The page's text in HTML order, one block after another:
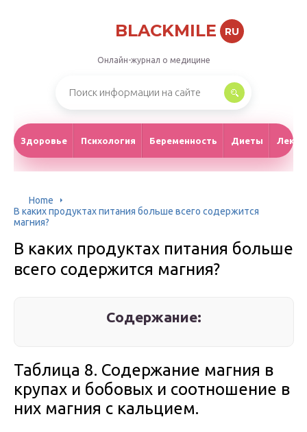
BLACKMILE RU
Онлайн-журнал о медицине
Здоровье Психология Беременность Диеты
Home
В каких продуктах питания больше всего содержится
магния?
В каких продуктах питания больше
всего содержится магния?
Содержание:
Таблица 8. Содержание магния в
крупах и бобовых и соотношение в
них магния с кальцием.